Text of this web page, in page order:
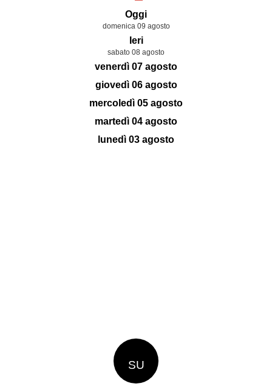
Oggi
domenica 09 agosto
Ieri
sabato 08 agosto
venerdì 07 agosto
giovedì 06 agosto
mercoledì 05 agosto
martedì 04 agosto
lunedì 03 agosto
SU